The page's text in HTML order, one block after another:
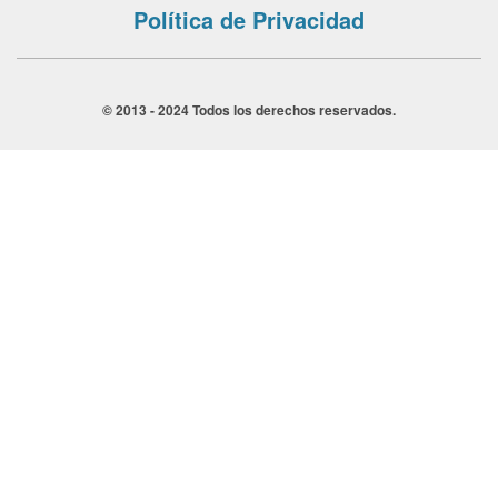
Política de Privacidad
© 2013 - 2024 Todos los derechos reservados.